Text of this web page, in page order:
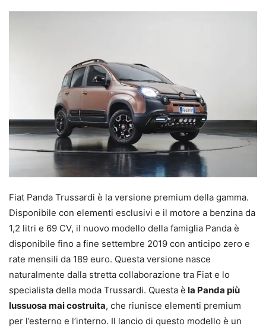
Fiat Panda Trussardi è la versione premium della gamma.
Disponibile con elementi esclusivi e il motore a benzina da
1,2 litri e 69 CV, il nuovo modello della famiglia Panda è
disponibile fino a fine settembre 2019 con anticipo zero e
rate mensili da 189 euro. Questa versione nasce
naturalmente dalla stretta collaborazione tra Fiat e lo
specialista della moda Trussardi. Questa è la Panda più
lussuosa mai costruita, che riunisce elementi premium
per l’esterno e l’interno. Il lancio di questo modello è un